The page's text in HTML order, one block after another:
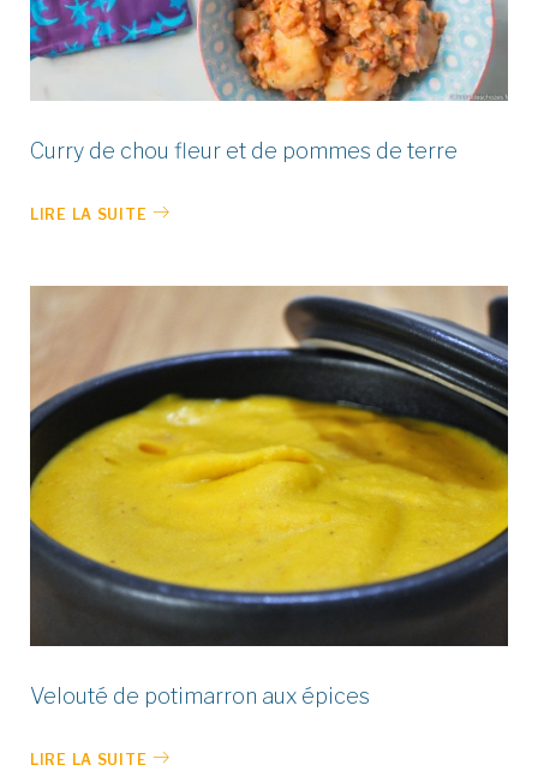
Curry de chou fleur et de pommes de terre
LIRE LA SUITE
Velouté de potimarron aux épices
LIRE LA SUITE